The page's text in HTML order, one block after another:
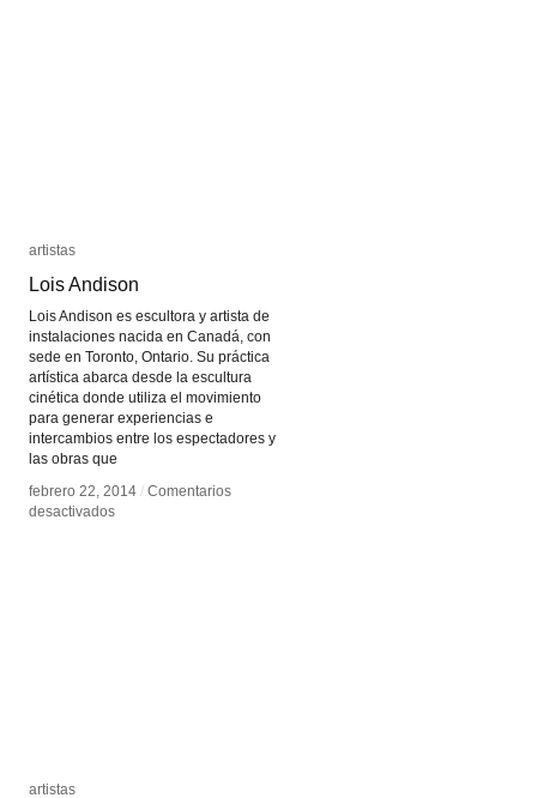
artistas
Lois Andison
Lois Andison es escultora y artista de
instalaciones nacida en Canadá, con
sede en Toronto, Ontario. Su práctica
artística abarca desde la escultura
cinética donde utiliza el movimiento
para generar experiencias e
intercambios entre los espectadores y
las obras que
febrero 22, 2014 / Comentarios
desactivadosen
artistas
Lois Andison
febrero 22, 2014 / Comentarios
desactivadosen
artistas
artistas